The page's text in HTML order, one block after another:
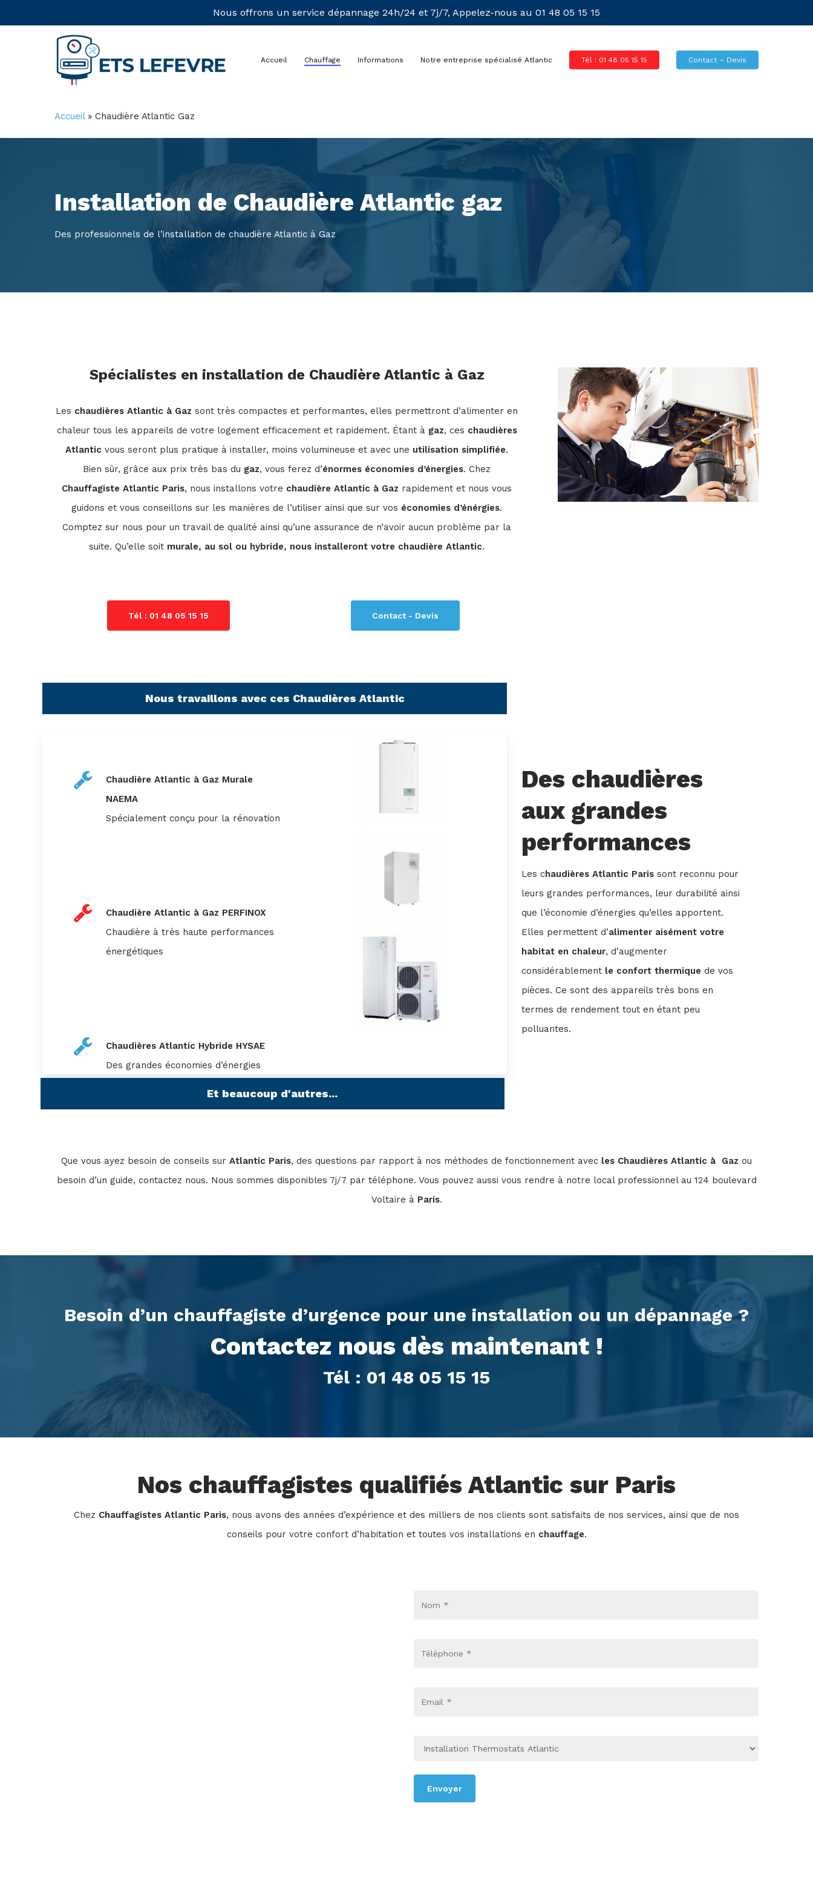
to
Nous offrons un service dépannage 24h/24 et 7j/7, Appelez-nous au 01 48 05 15 15
Accueil Chauffage Informations Notre entreprise spécialisé Atlantic Tél : 01 48 05 15 15 Contact – Devis
Accueil» Chaudière Atlantic Gaz
Installation de Chaudière Atlantic gaz
Des professionnels de l’installation de chaudière Atlantic à Gaz
Spécialistes en installation de Chaudière Atlantic à Gaz
Les chaudières Atlantic à Gaz sont très compactes et performantes, elles permettront d’alimenter en
chaleur tous les appareils de votre logement efficacement et rapidement. Étant à gaz, ces chaudières
Atlanticvous seront plus pratique à installer, moins volumineuse et avec une utilisation simplifiée.
Bien sûr, grâce aux prix très bas du gaz, vous ferez d’énormes économies d’énergies. Chez
Chauffagiste Atlantic Paris, nous installons votre chaudière Atlantic à Gaz rapidement et nous vous
guidons et vous conseillons sur les manières de l’utiliser ainsi que sur vos économies d’énérgies.
Comptez sur nous pour un travail de qualité ainsi qu’une assurance de n’avoir aucun problème par la
suite. Qu’elle soit murale, au sol ou hybride, nous installeront votre chaudière Atlantic.
Tél : 01 48 05 15 15 Contact - Devis
Nous travaillons avec ces Chaudières Atlantic
Chaudière Atlantic à Gaz Murale
NAEMA
Spécialement conçu pour la rénovation
Chaudière Atlantic à Gaz PERFINOX
Chaudière à très haute performances
énergétiques
Chaudières Atlantic Hybride HYSAE
Des grandes économies d’énergies
Des chaudières
aux grandes
performances
Les chaudières Atlantic Parissont reconnu pour
leurs grandes performances, leur durabilité ainsi
que l’économie d’énergies qu’elles apportent.
Elles permettent d’alimenter aisément votre
habitat en chaleur, d’augmenter
considérablement le confort thermique de vos
pièces. Ce sont des appareils très bons en
termes de rendement tout en étant peu
polluantes.
Et beaucoup d'autres...
Que vous ayez besoin de conseils sur Atlantic Paris, des questions par rapport à nos méthodes de fonctionnement avec les Chaudières Atlantic à Gaz ou
besoin d’un guide, contactez nous. Nous sommes disponibles 7j/7 par téléphone. Vous pouvez aussi vous rendre à notre local professionnel au 124 boulevard
Voltaire à Paris.
Besoin d’un chauffagiste d’urgence pour une installation ou un dépannage ?
Contactez nous dès maintenant !
Tél : 01 48 05 15 15
Nos chauffagistes qualifiés Atlantic sur Paris
Chez Chauffagistes Atlantic Paris, nous avons des années d’expérience et des milliers de nos clients sont satisfaits de nos services, ainsi que de nos
conseils pour votre confort d’habitation et toutes vos installations en chauffage.